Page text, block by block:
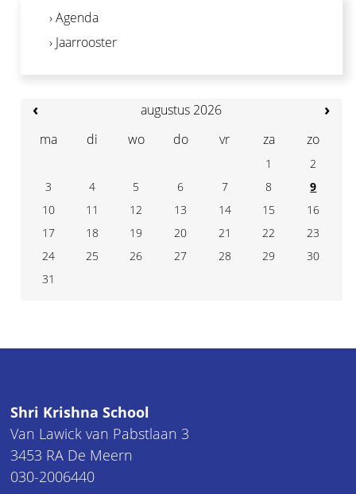
› Agenda
› Jaarrooster
‹ ›
augustus 2026
ma
di wo do vr za zo
1
2
3
4 5 6 7 8
9
10
11 12 13 14 15
16
17
18 19 20 21 22
23
24
25 26 27 28 29
30
31
Shri Krishna School
Van Lawick van Pabstlaan 3
3453 RA De Meern
030-2006440